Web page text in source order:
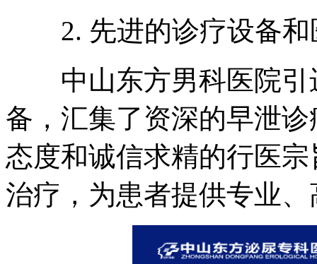
2. 先进的诊疗设备和
中山东方男科医院引
备，汇集了资深的早泄
态度和诚信求精的行医
治疗，为患者提供专业